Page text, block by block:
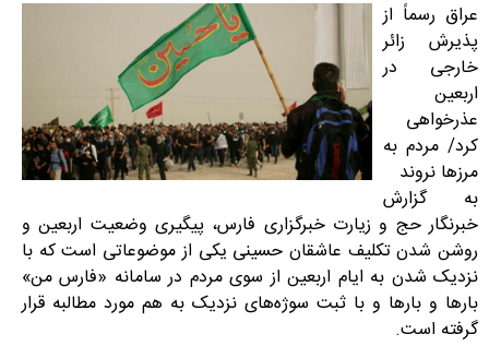
عراق رسماً از
پذیرش زائر
خارجی در
اربعین
عذرخواهی
کرد/ مردم به
مرزها نروند
به گزارش
خبرنگار حج و زیارت خبرگزاری فارس، پیگیری وضعیت اربعین و
روشن شدن تکلیف عاشقان حسینی یکی از موضوعاتی است که با
نزدیک شدن به ایام اربعین از سوی مردم در سامانه «فارس من»
بارها و بارها و با ثبت سوژه‌های نزدیک به هم مورد مطالبه قرار
گرفته است.